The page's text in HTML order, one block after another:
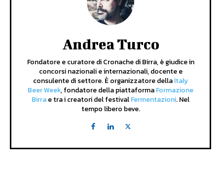
Andrea Turco
Fondatore e curatore di Cronache di Birra, è giudice in
concorsi nazionali e internazionali, docente e
consulente di settore. È organizzatore dellaItaly
Beer Week, fondatore della piattaformaFormazione
Birrae tra i creatori del festivalFermentazioni. Nel
tempo libero beve.